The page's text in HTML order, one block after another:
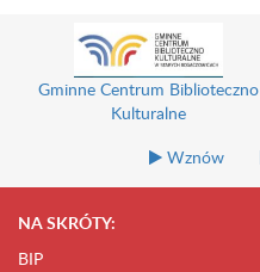
Gminne Centrum Biblioteczno
Kulturalne
Wznów
NA SKRÓTY:
BIP